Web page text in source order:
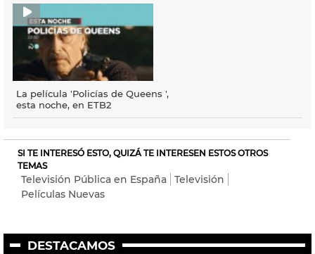
La película 'Policías de Queens ',
esta noche, en ETB2
SI TE INTERESÓ ESTO, QUIZÁ TE INTERESEN ESTOS OTROS
TEMAS
Televisión Pública en España
Televisión
Películas Nuevas
DESTACAMOS